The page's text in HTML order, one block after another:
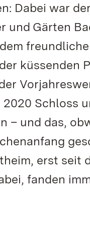
Dabei war
und Gärten
küssenden
Schloss
– und das,
erst seit
fanden